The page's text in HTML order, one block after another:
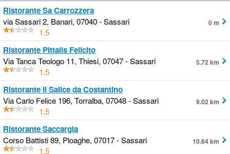
Ristorante Sa Carrozzera
via Sassari 2, Banari, 07040 - Sassari
1.5
0 m
Ristorante Pittalis Felicito
Via Tanca Teologo 11, Thiesi, 07047 - Sassari
1.5
5.72 km
Ristorante Il Salice da Costantino
Via Carlo Felice 196, Torralba, 07048 - Sassari
1.5
9.02 km
Ristorante Saccargia
Corso Battisti 89, Ploaghe, 07017 - Sassari
1.5
10.64 km